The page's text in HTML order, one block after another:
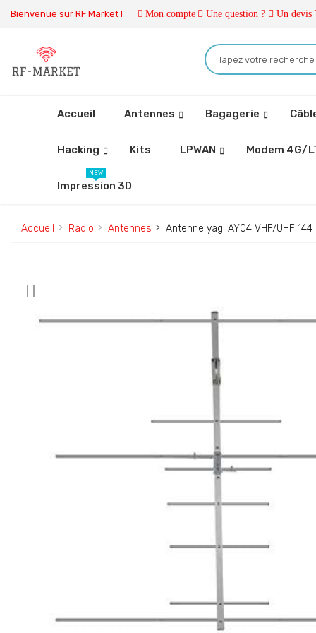
Bienvenue sur RF Market ! Mon compte Une question ? Un devis
Accueil Antennes Bagagerie
Hacking Kits LPWAN Modem 4G/
Impression 3D
NEW
Accueil Radio Antennes Antenne yagi AY04 VHF/UHF